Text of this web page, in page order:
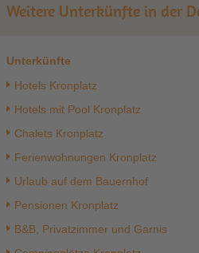
Weitere Unterkünfte in der
Unterkünfte
Hotels Kronplatz
Hotels mit Pool Kronplatz
Chalets Kronplatz
Ferienwohnungen Kronplatz
Urlaub auf dem Bauernhof
Pensionen Kronplatz
B&B, Privatzimmer und Garnis